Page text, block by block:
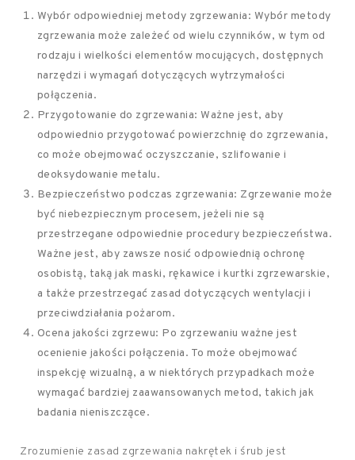
Wybór odpowiedniej metody zgrzewania: Wybór metody
zgrzewania może zależeć od wielu czynników, w tym od
rodzaju i wielkości elementów mocujących, dostępnych
narzędzi i wymagań dotyczących wytrzymałości
połączenia.
Przygotowanie do zgrzewania: Ważne jest, aby
odpowiednio przygotować powierzchnię do zgrzewania,
co może obejmować oczyszczanie, szlifowanie i
deoksydowanie metalu.
Bezpieczeństwo podczas zgrzewania: Zgrzewanie może
być niebezpiecznym procesem, jeżeli nie są
przestrzegane odpowiednie procedury bezpieczeństwa.
Ważne jest, aby zawsze nosić odpowiednią ochronę
osobistą, taką jak maski, rękawice i kurtki zgrzewarskie,
a także przestrzegać zasad dotyczących wentylacji i
przeciwdziałania pożarom.
Ocena jakości zgrzewu: Po zgrzewaniu ważne jest
ocenienie jakości połączenia. To może obejmować
inspekcję wizualną, a w niektórych przypadkach może
wymagać bardziej zaawansowanych metod, takich jak
badania nieniszczące.
Zrozumienie zasad zgrzewania nakrętek i śrub jest